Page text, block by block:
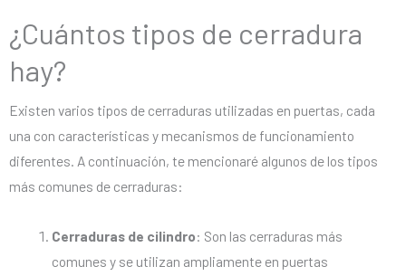
¿Cuántos tipos de cerradura
hay?
Existen varios tipos de cerraduras utilizadas en puertas, cada
una con características y mecanismos de funcionamiento
diferentes. A continuación, te mencionaré algunos de los tipos
más comunes de cerraduras:
Cerraduras de cilindro: Son las cerraduras más
comunes y se utilizan ampliamente en puertas